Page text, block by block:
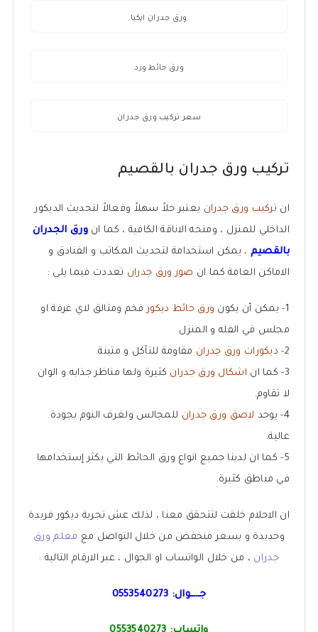
ورق جدران ايكيا
ورق حائط ورد
سعر تركيب ورق جدران
تركيب ورق جدران بالقصيم
ان تركيب ورق جدران يعتبر حلاً سهلاً وفعالاً لتحديث الديكور
الداخلي للمنزل ، ومنحه الاناقة الكافية ، كما انورق الجدران
بالقصيم ، يمكن استخدامة لتحديث المكاتب و الفنادق و
الاماكن العامة كما ان صور ورق جدران تعددت فيما يلي :
1- يمكن أن يكون ورق حائط ديكور فخم ومتالق لاي غرفة او
مجلس في الفله و المنزل.
2-
ديكورات ورق جدران مقاومة للتآكل و متينة.
3- كما ان
اشكال ورق جدران كثيرة ولها مناظر جذابه و الوان
لا تقاوم.
4- يوجد
لاصق ورق جدران للمجالس ولغرف النوم بجودة
عالية.
5- كما ان لدينا جميع انواع ورق الحائط التي يكثر إستخدامها
في مناطق كثيرة.
ان الاحلام خلقت لتتحقق معنا ، لذلك عش تجربة ديكور فريدة
وجديدة و بسعر منخفض من خلال التواصل مع معلم ورق
جدران ، من خلال الواتساب او الجوال ، عبر الارقام التالية :
جــــوال: 0553540273